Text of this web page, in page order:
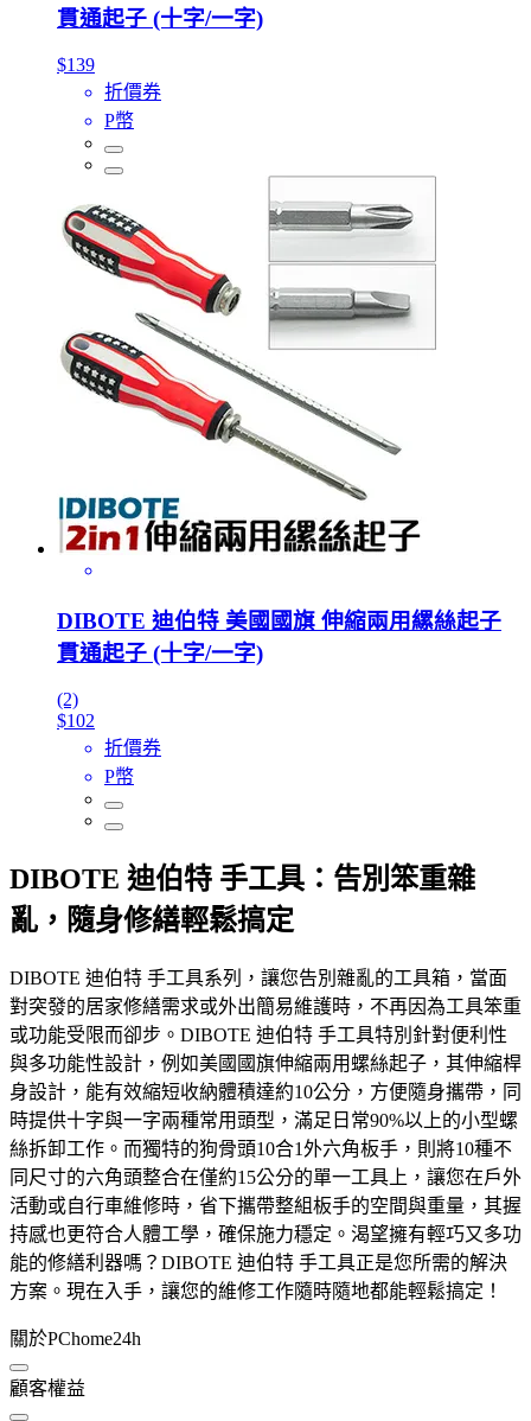
貫通起子 (十字/一字)
$139
折價券
P幣
DIBOTE 迪伯特 美國國旗 伸縮兩用縲絲起子
貫通起子 (十字/一字)
(2)
$102
折價券
P幣
DIBOTE 迪伯特 手工具：告別笨重雜
亂，隨身修繕輕鬆搞定
DIBOTE 迪伯特 手工具系列，讓您告別雜亂的工具箱，當面
對突發的居家修繕需求或外出簡易維護時，不再因為工具笨重
或功能受限而卻步。DIBOTE 迪伯特 手工具特別針對便利性
與多功能性設計，例如美國國旗伸縮兩用螺絲起子，其伸縮桿
身設計，能有效縮短收納體積達約10公分，方便隨身攜帶，同
時提供十字與一字兩種常用頭型，滿足日常90%以上的小型螺
絲拆卸工作。而獨特的狗骨頭10合1外六角板手，則將10種不
同尺寸的六角頭整合在僅約15公分的單一工具上，讓您在戶外
活動或自行車維修時，省下攜帶整組板手的空間與重量，其握
持感也更符合人體工學，確保施力穩定。渴望擁有輕巧又多功
能的修繕利器嗎？DIBOTE 迪伯特 手工具正是您所需的解決
方案。現在入手，讓您的維修工作隨時隨地都能輕鬆搞定！
關於PChome24h
顧客權益